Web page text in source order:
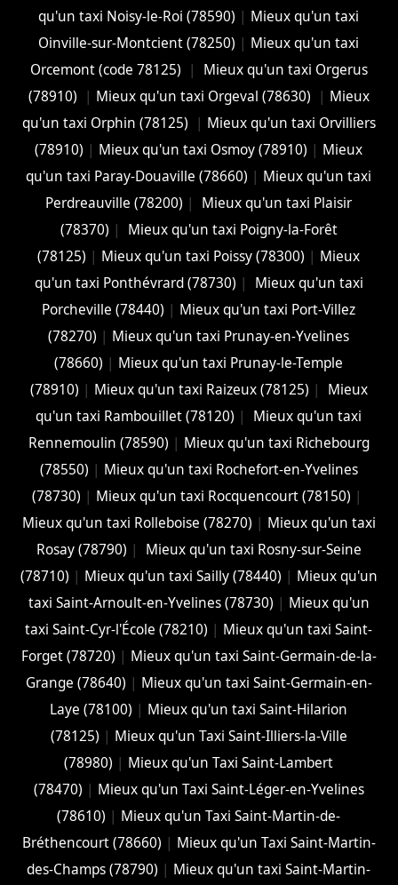
qu'un taxi Noisy-le-Roi (78590) | Mieux qu'un taxi
Oinville-sur-Montcient (78250) | Mieux qu'un taxi
Orcemont (code 78125)
|
Mieux qu'un taxi Orgerus
(78910)
| Mieux qu'un taxi Orgeval (78630) | Mieux
qu'un taxi Orphin (78125)
| Mieux qu'un taxi Orvilliers
(78910) | Mieux qu'un taxi Osmoy (78910) | Mieux
qu'un taxi Paray-Douaville (78660) | Mieux qu'un taxi
Perdreauville (78200) |
Mieux qu'un taxi Plaisir
(78370) |
Mieux qu'un taxi Poigny-la-Forêt
(78125) | Mieux qu'un taxi Poissy (78300) | Mieux
qu'un taxi Ponthévrard (78730) |
Mieux qu'un taxi
Porcheville (78440) | Mieux qu'un taxi Port-Villez
(78270) | Mieux qu'un taxi Prunay-en-Yvelines
(78660) | Mieux qu'un taxi Prunay-le-Temple
(78910) | Mieux qu'un taxi Raizeux (78125) |
Mieux
qu'un taxi Rambouillet (78120) |
Mieux qu'un taxi
Rennemoulin (78590) | Mieux qu'un taxi Richebourg
(78550) | Mieux qu'un taxi Rochefort-en-Yvelines
(78730) | Mieux qu'un taxi Rocquencourt (78150) |
Mieux qu'un taxi Rolleboise (78270) | Mieux qu'un taxi
Rosay (78790) |
Mieux qu'un taxi Rosny-sur-Seine
(78710) | Mieux qu'un taxi Sailly (78440) | Mieux qu'un
taxi Saint-Arnoult-en-Yvelines (78730) | Mieux qu'un
taxi Saint-Cyr-l'École (78210) | Mieux qu'un taxi Saint-
Forget (78720) | Mieux qu'un taxi Saint-Germain-de-la-
Grange (78640) | Mieux qu'un taxi Saint-Germain-en-
Laye (78100) | Mieux qu'un taxi Saint-Hilarion
(78125) | Mieux qu'un Taxi Saint-Illiers-la-Ville
(78980) | Mieux qu'un Taxi Saint-Lambert
(78470) | Mieux qu'un Taxi Saint-Léger-en-Yvelines
(78610) | Mieux qu'un Taxi Saint-Martin-de-
Bréthencourt (78660) | Mieux qu'un Taxi Saint-Martin-
des-Champs (78790) | Mieux qu'un taxi Saint-Martin-